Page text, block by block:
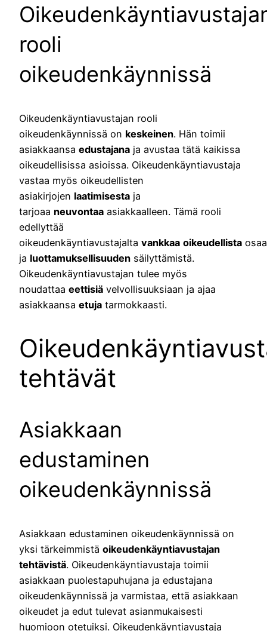
rooli
oikeudenkäynnissä
Oikeudenkäyntiavustajan rooli
oikeudenkäynnissä on keskeinen. Hän toimii
asiakkaansa edustajana ja avustaa tätä kaikissa
oikeudellisissa asioissa. Oikeudenkäyntiavustaja
vastaa myös oikeudellisten
asiakirjojen laatimisesta ja
tarjoaa neuvontaa asiakkaalleen. Tämä rooli
edellyttää
oikeudenkäyntiavustajalta vankkaa oikeudellista
ja luottamuksellisuuden säilyttämistä.
Oikeudenkäyntiavustajan tulee myös
noudattaa eettisiä velvollisuuksiaan ja ajaa
asiakkaansa etuja tarmokkaasti.
tehtävät
Asiakkaan
edustaminen
oikeudenkäynnissä
Asiakkaan edustaminen oikeudenkäynnissä on
yksi tärkeimmistä oikeudenkäyntiavustajan
tehtävistä. Oikeudenkäyntiavustaja toimii
asiakkaan puolestapuhujana ja edustajana
oikeudenkäynnissä ja varmistaa, että asiakkaan
oikeudet ja edut tulevat asianmukaisesti
huomioon otetuiksi. Oikeudenkäyntiavustaja